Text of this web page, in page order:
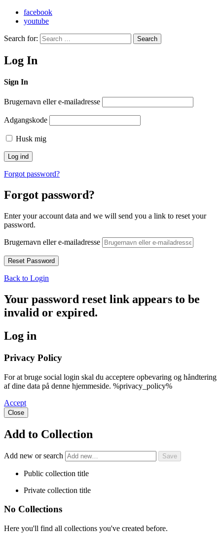
facebook
youtube
Search for: Search
Log In
Sign In
Brugernavn eller e-mailadresse
Adgangskode
Husk mig
Forgot password?
Forgot password?
Enter your account data and we will send you a link to reset your
password.
Brugernavn eller e-mailadresse
Back to Login
Your password reset link appears to be
invalid or expired.
Log in
Privacy Policy
For at bruge social login skal du acceptere opbevaring og håndtering
af dine data på denne hjemmeside. %privacy_policy%
Accept
Close
Add to Collection
Add new or search
Public collection title
Private collection title
No Collections
Here you'll find all collections you've created before.